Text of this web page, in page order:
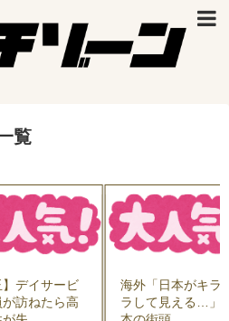
覧
】デイサービ
が訪ねたら高
海外「日本がキラ
ラして見える…」